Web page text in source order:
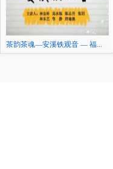
茶韵茶魂—安溪铁观音 — 福...